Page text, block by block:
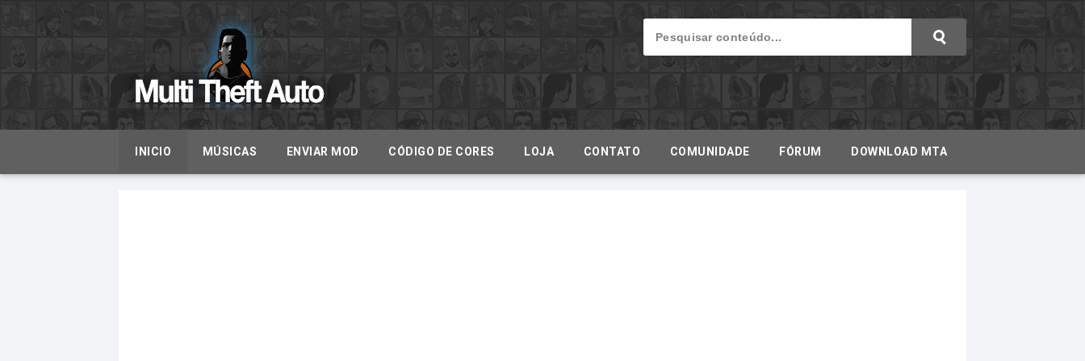
INICIO MÚSICAS ENVIAR MOD CÓDIGO DE CORES LOJA CONTATO COMUNIDADE FÓRUM DOWNLOAD MTA